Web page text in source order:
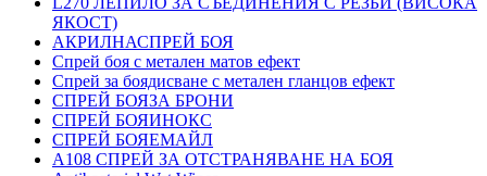
ЯКОСТ)
АКРИЛНАСПРЕЙ БОЯ
Спрей боя с метален матов ефект
Спрей за боядисване с метален гланцов ефект
СПРЕЙ БОЯЗА БРОНИ
СПРЕЙ БОЯИНОКС
СПРЕЙ БОЯЕМАЙЛ
A108 СПРЕЙ ЗА ОТСТРАНЯВАНЕ НА БОЯ